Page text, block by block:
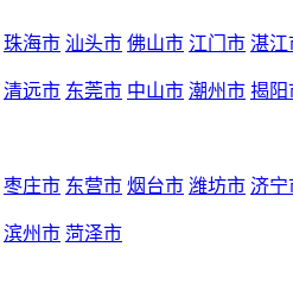
珠海市 汕头市 佛山市 江门市 湛江
清远市 东莞市 中山市 潮州市 揭阳
枣庄市 东营市 烟台市 潍坊市 济宁
滨州市 菏泽市